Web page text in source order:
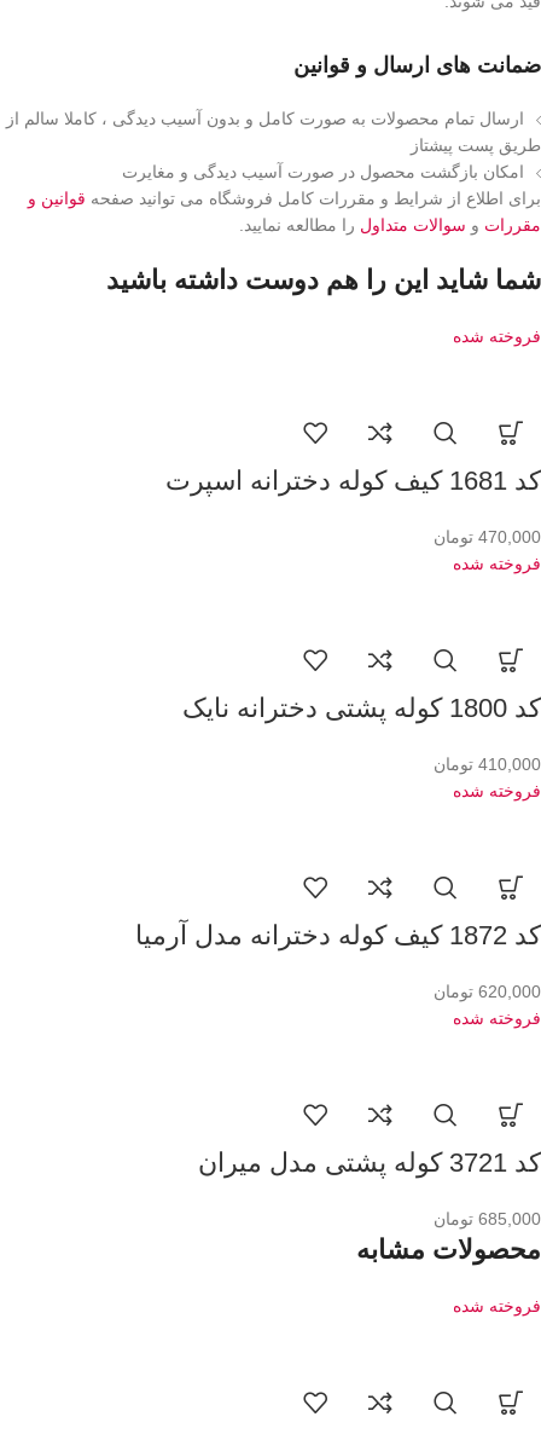
ضمانت های ارسال و قوانین
ارسال تمام محصولات به صورت کامل و بدون آسیب دیدگی ، کاملا سالم از
طریق پست پیشتاز
امکان بازگشت محصول در صورت آسیب دیدگی و مغایرت
برای اطلاع از شرایط و مقررات کامل فروشگاه می توانید صفحه قوانین و
مقررات و سوالات متداول را مطالعه نمایید.
شما شاید این را هم دوست داشته باشید
فروخته شده
کد 1681 کیف کوله دخترانه اسپرت
470,000 تومان
فروخته شده
کد 1800 کوله پشتی دخترانه نایک
410,000 تومان
فروخته شده
کد 1872 کیف کوله دخترانه مدل آرمیا
620,000 تومان
فروخته شده
کد 3721 کوله پشتی مدل میران
685,000 تومان
محصولات مشابه
فروخته شده